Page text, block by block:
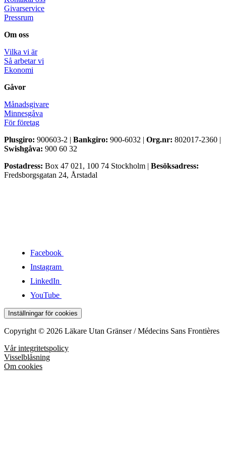
Givarservice
Pressrum
Om oss
Vilka vi är
Så arbetar vi
Ekonomi
Gåvor
Månadsgivare
Minnesgåva
För företag
Plusgiro: 900603-2 | Bankgiro: 900-6032 | Org.nr: 802017-2360 |
Swishgåva: 900 60 32
Postadress: Box 47 021, 100 74 Stockholm | Besöksadress:
Fredsborgsgatan 24, Årstadal
Facebook
Instagram
LinkedIn
YouTube
Inställningar för cookies
Copyright © 2026 Läkare Utan Gränser / Médecins Sans Frontières
Vår integritetspolicy
Visselblåsning
Om cookies